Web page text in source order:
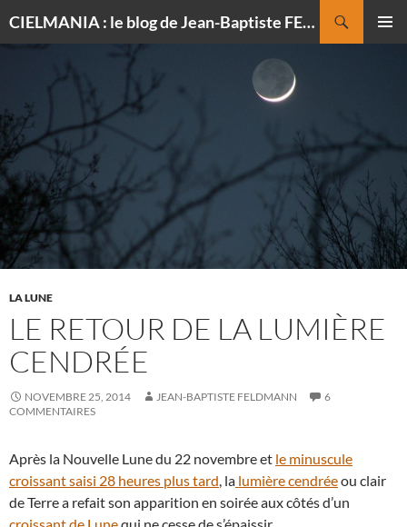
CIELMANIA : le blog de Jean-Baptiste FELDMANN, photographe du ciel
CONTENU
LA LUNE
LE RETOUR DE LA LUMIÈRE
CENDRÉE
NOVEMBRE 25, 2014 JEAN-BAPTISTE FELDMANN
6
COMMENTAIRES
Après la Nouvelle Lune du 22 novembre et le minuscule
croissant saisi 28 heures plus tard, la lumière cendréeou clair
de Terre a refait son apparition en soirée aux côtés d’un